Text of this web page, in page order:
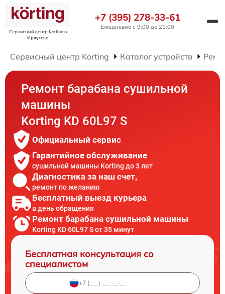
Сервисный центр Kortingв
Иркутске
+7 (395) 278-33-61
Ежедневно с 9:00 до 21:00
Сервисный центр Korting Каталог устройств
Ремонт барабана сушильной
машины
Korting KD 60L97 S
Официальный сервис
Гарантийное обслуживание
сушильной машины Korting до 3 лет
Диагностика за наш счет,
ремонт по желанию
Бесплатный выезд курьера
в день обращения
Ремонт барабана сушильной машины
Korting KD 60L97 S от 35 минут
Бесплатная консультация со
специалистом